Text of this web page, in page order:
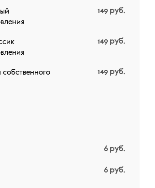
149руб.
149руб.
149руб.
6руб.
6руб.